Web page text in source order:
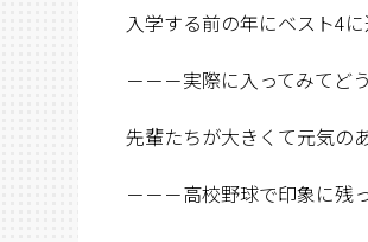
入学する前の年にベスト4
－－－実際に入ってみてど
先輩たちが大きくて元気の
－－－高校野球で印象に残